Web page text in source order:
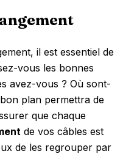
il est essentiel de
vous les bonnes
avez-vous ? Où sont-
plan permettra de
que chaque
de vos câbles est
de les regrouper par